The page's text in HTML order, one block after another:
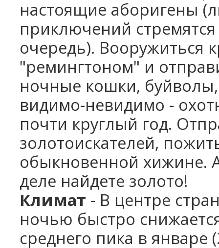
настоящие аборигены
приключений
очередь). Вооружиться
"ремингтоном" и
ночные кошки,
видимо-невидимо -
почти круглый год.
золотоискателей,
обыкновенной хижине.
деле найдете золото!
Климат - В центре
ночью быстро
среднего пика в